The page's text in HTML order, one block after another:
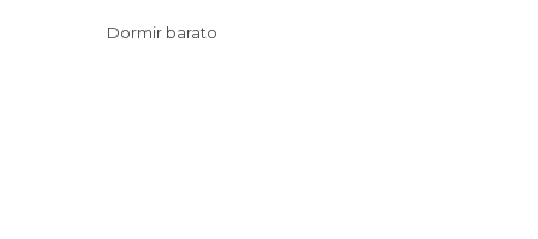
Dormir barato